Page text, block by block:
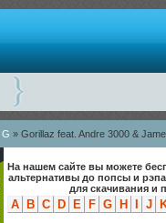
G » Gorillaz feat. Andre 3000 &
На нашем сайте вы можете
альтернативы до попсы и
для скачивания и
A B C D E F G H J